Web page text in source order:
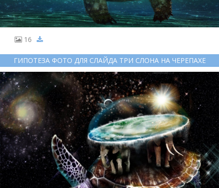
16
ГИПОТЕЗА ФОТО ДЛЯ СЛАЙДА ТРИ СЛОНА НА ЧЕРЕПАХЕ